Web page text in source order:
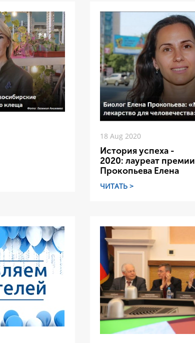
18 Aug 2020
История успеха -
2020: лауреат премии
Прокопьева Елена
ЧИТАТЬ >